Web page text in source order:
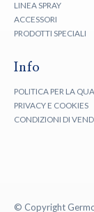
LINEA SPRAY
ACCESSORI
PRODOTTI SPECIALI
Info
POLITICA PER LA
PRIVACY E COOKIES
CONDIZIONI DI
© Copyright